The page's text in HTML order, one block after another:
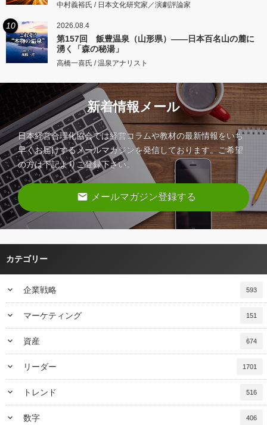
中村義裕氏 / 日本文化研究家／演劇評論家
10 2026.08.4
第157回 飯豊温泉（山形県）――日本百名山の麓に
湧く「森の秘湯」
高橋一喜氏 / 温泉アナリスト
新着情報メール
日本経営合理化協会では経営コラムや教材の最新情報をいち
早くお届けするメールマガジンを発信しております。ご希望
の方は下記よりご登録下さい。
email メールマガジン登録する
カテゴリー
keyboard_arrow_down 企業戦略 593
keyboard_arrow_down マーケティング 151
keyboard_arrow_down 資産 674
keyboard_arrow_down リーダー 1701
keyboard_arrow_down トレンド 516
keyboard_arrow_down 数字 406